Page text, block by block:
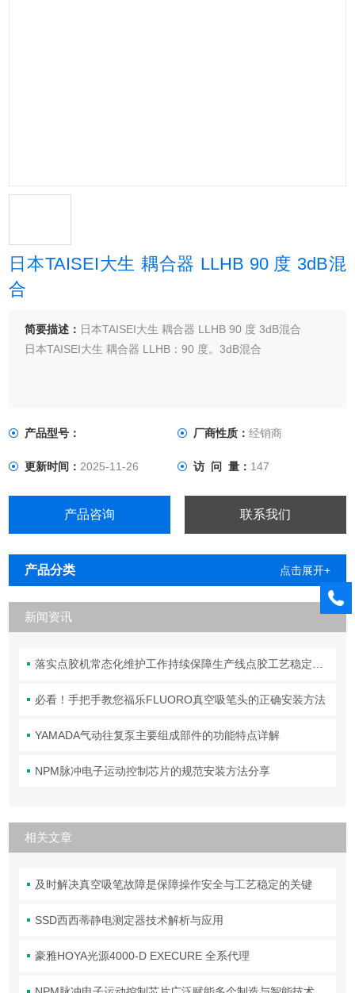
日本TAISEI大生 耦合器 LLHB 90 度 3dB混
合
简要描述： 日本TAISEI大生 耦合器 LLHB 90 度 3dB混合
日本TAISEI大生 耦合器 LLHB：90 度。3dB混合
产品型号： 厂商性质： 经销商
更新时间：2025-11-26 访 问 量： 147
产品咨询 联系我们
产品分类 点击展开+
新闻资讯
落实点胶机常态化维护工作持续保障生产线点胶工艺稳定合规
必看！手把手教您福乐FLUORO真空吸笔头的正确安装方法
YAMADA气动往复泵主要组成部件的功能特点详解
NPM脉冲电子运动控制芯片的规范安装方法分享
相关文章
及时解决真空吸笔故障是保障操作安全与工艺稳定的关键
SSD西西蒂静电测定器技术解析与应用
豪雅HOYA光源4000-D EXECURE 全系代理